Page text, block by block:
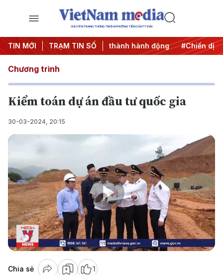
CHUYÊN TRANG THÔNG TIN ĐA PHƯƠNG TIỆN CỦA TTXVN
TIN MỚI TRẠM TIN SỐ
#Đưa Nghị quyết thành hành động #Chiến dịch 500
Chương trình
Kiểm toán dự án đầu tư quốc gia
30-03-2024, 20:15
Play
Video
Chia sẻ 1